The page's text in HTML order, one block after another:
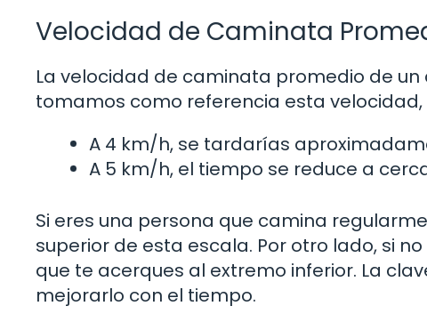
Velocidad de Caminata
La velocidad de caminata promedio de
tomamos como referencia esta
A 4 km/h, se tardarías
A 5 km/h, el tiempo se reduce a
Si eres una persona que camina
superior de esta escala. Por otro lado, si
que te acerques al extremo inferior. La
mejorarlo con el tiempo.